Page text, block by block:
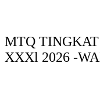
MTQ
XXXl 2026 -